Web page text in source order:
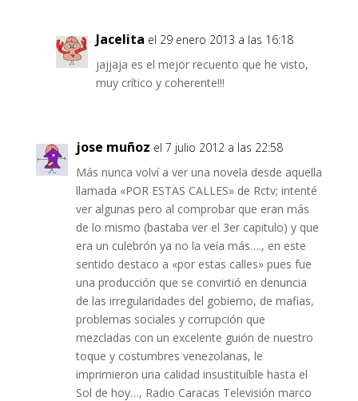
Jacelita el 29 enero 2013 a las 16:18
jajjaja es el mejor recuento que he visto,
muy crítico y coherente!!!
jose muñoz el 7 julio 2012 a las 22:58
Más nunca volví a ver una novela desde aquella
llamada «POR ESTAS CALLES» de Rctv; intenté
ver algunas pero al comprobar que eran más
de lo mismo (bastaba ver el 3er capitulo) y que
era un culebrón ya no la veía más…., en este
sentido destaco a «por estas calles» pues fue
una producción que se convirtió en denuncia
de las irregularidades del gobierno, de mafias,
problemas sociales y corrupción que
mezcladas con un excelente guión de nuestro
toque y costumbres venezolanas, le
imprimieron una calidad insustituíble hasta el
Sol de hoy…, Radio Caracas Televisión marco